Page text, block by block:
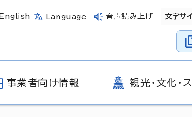
English Language 音声読み上げ 文字サ
事業者向け情報 観光・文化・